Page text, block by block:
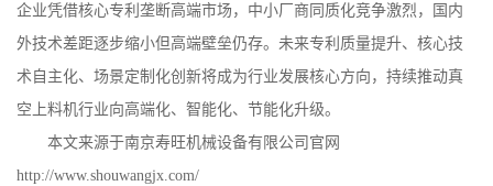
企业凭借核心专利垄断高端市场，中小厂商同质化竞争激烈，国内
外技术差距逐步缩小但高端壁垒仍存。未来专利质量提升、核心技
术自主化、场景定制化创新将成为行业发展核心方向，持续推动真
空上料机行业向高端化、智能化、节能化升级。
本文来源于南京寿旺机械设备有限公司官网
http://www.shouwangjx.com/